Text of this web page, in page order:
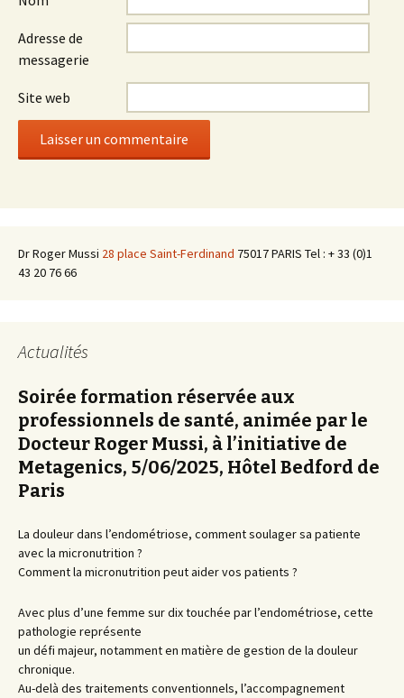
Adresse de
messagerie
Site web
Dr Roger Mussi 28 place Saint-Ferdinand 75017 PARIS Tel : + 33 (0)1
43 20 76 66
Actualités
Soirée formation réservée aux
professionnels de santé, animée par le
Docteur Roger Mussi, à l’initiative de
Metagenics, 5/06/2025, Hôtel Bedford de
Paris
La douleur dans l’endométriose, comment soulager sa patiente
avec la micronutrition ?
Comment la micronutrition peut aider vos patients ?
Avec plus d’une femme sur dix touchée par l’endométriose, cette
pathologie représente
un défi majeur, notamment en matière de gestion de la douleur
chronique.
Au-delà des traitements conventionnels, l’accompagnement